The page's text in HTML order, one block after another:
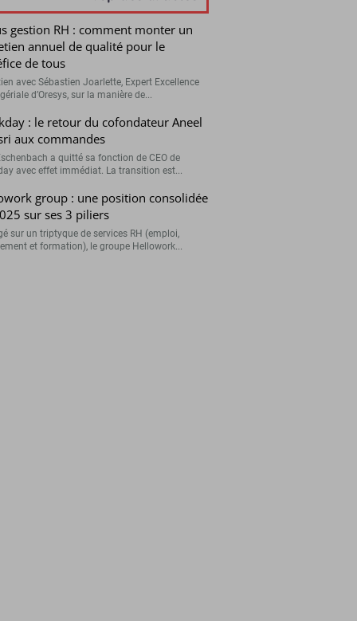
gestion RH : comment monter un
annuel de qualité pour le
de tous
avec Sébastien Joarlette, Expert Excellence
d’Oresys, sur la manière de...
: le retour du cofondateur Aneel
aux commandes
a quitté sa fonction de CEO de
avec effet immédiat. La transition est...
group : une position consolidée
sur ses 3 piliers
sur un triptyque de services RH (emploi,
et formation), le groupe Hellowork...